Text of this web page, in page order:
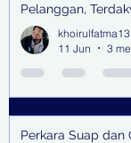
Pelanggan,
oleh Keterangan
khoirulfatma13
11 Jun
3
Perkara Suap dan